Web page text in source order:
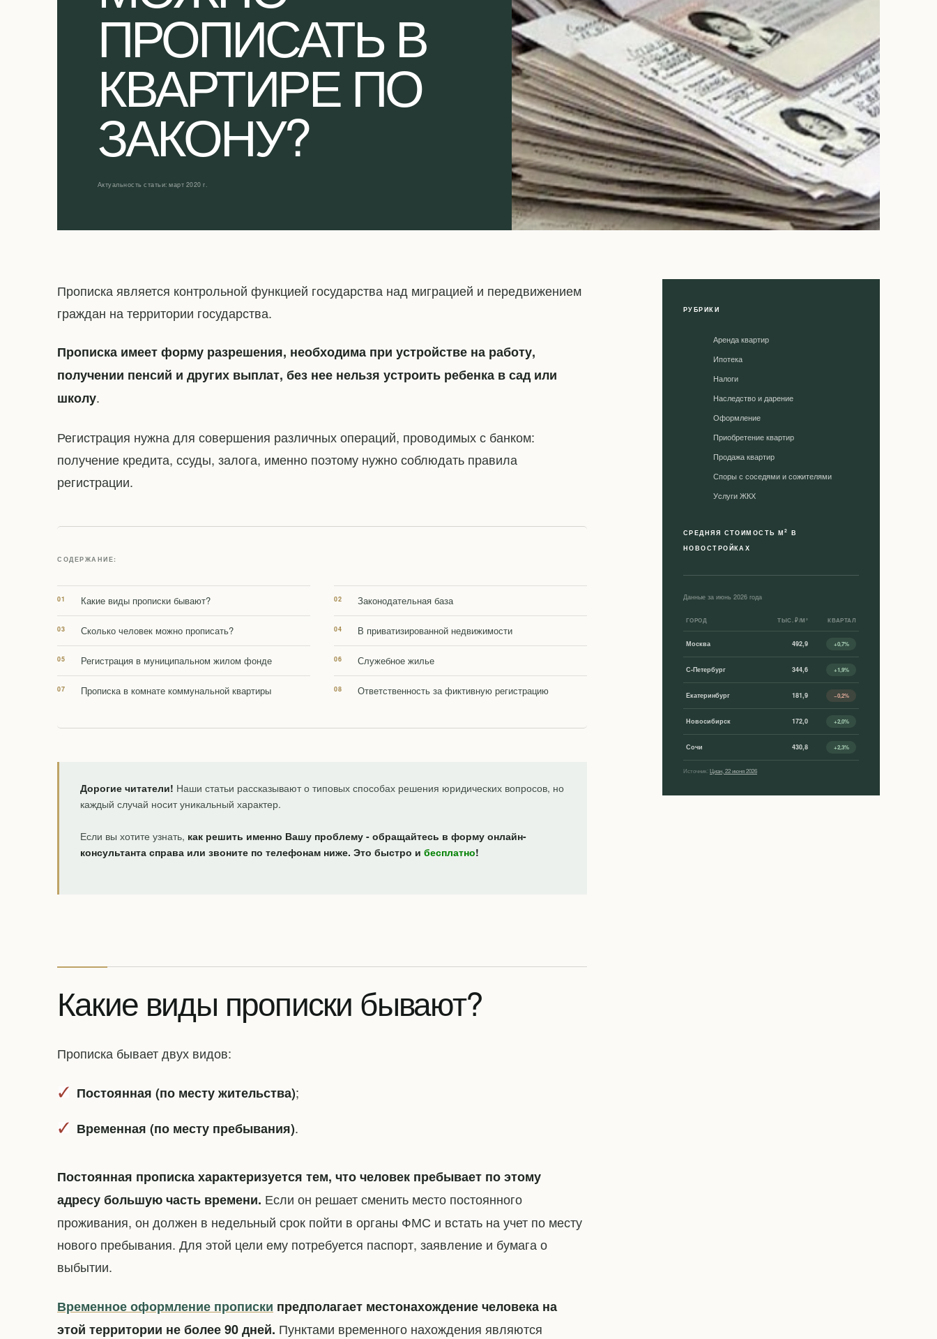
ПРОПИСАТЬ В
КВАРТИРЕ ПО
ЗАКОНУ?
Актуальность статьи: март 2020 г.
Прописка является контрольной функцией государства над миграцией и передвижением
граждан на территории государства.
Прописка имеет форму разрешения, необходима при устройстве на работу,
получении пенсий и других выплат, без нее нельзя устроить ребенка в сад или
школу.
Регистрация нужна для совершения различных операций, проводимых с банком:
получение кредита, ссуды, залога, именно поэтому нужно соблюдать правила
регистрации.
СОДЕРЖАНИЕ:
Какие виды прописки бывают? Законодательная база
Сколько человек можно прописать? В приватизированной недвижимости
Регистрация в муниципальном жилом фонде Служебное жилье
Прописка в комнате коммунальной квартиры Ответственность за фиктивную регистрацию
Дорогие читатели! Наши статьи рассказывают о типовых способах решения юридических вопросов, но
каждый случай носит уникальный характер.
Если вы хотите узнать, как решить именно Вашу проблему - обращайтесь в форму онлайн-
консультанта справа или звоните по телефонам ниже. Это быстро и бесплатно!
Какие виды прописки бывают?
Прописка бывает двух видов:
Постоянная (по месту жительства);
Временная (по месту пребывания).
Постоянная прописка характеризуется тем, что человек пребывает по этому
адресу большую часть времени. Если он решает сменить место постоянного
проживания, он должен в недельный срок пойти в органы ФМС и встать на учет по месту
нового пребывания. Для этой цели ему потребуется паспорт, заявление и бумага о
выбытии.
Временное оформление прописки предполагает местонахождение человека на
этой территории не более 90 дней. Пунктами временного нахождения являются
РУБРИКИ
Аренда квартир
Ипотека
Налоги
Наследство и дарение
Оформление
Приобретение квартир
Продажа квартир
Споры с соседями и сожителями
Уcлуги ЖКХ
СРЕДНЯЯ СТОИМОСТЬ М2 В
НОВОСТРОЙКАХ
Данные за июнь 2026 года
ГОРОД ТЫС. ₽/М² КВАРТАЛ
Москва 492,9 +0,7%
С-Петербург 344,6 +1,9%
Екатеринбург 181,9 −0,2%
Новосибирск 172,0 +2,0%
Сочи 430,8 +2,3%
Источник:Циан, 22 июня 2026